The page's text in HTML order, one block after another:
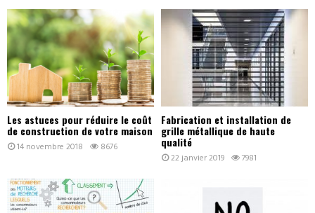
Les astuces pour réduire le coût
de construction de votre maison
14 novembre 2018 8676
Fabrication et installation de
grille métallique de haute
qualité
22 janvier 2019 7981